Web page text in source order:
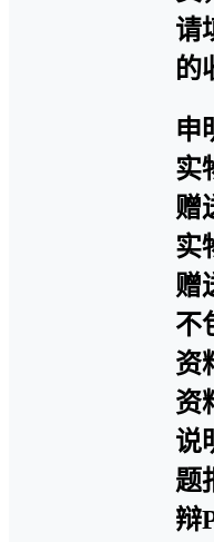
请
的
申
实
赠
实
赠
不
资
资
说
题
辩